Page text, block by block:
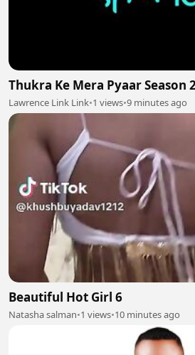
Thukra Ke Mera Pyaar Season
Lawrence Link Link•1 views•9 minutes ago
Beautiful Hot Girl 6
Natasha salman•1 views•10 minutes ago